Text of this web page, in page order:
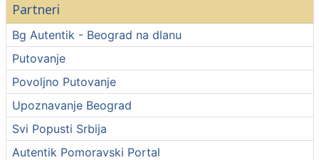
Partneri
Bg Autentik - Beograd na dlanu
Putovanje
Povoljno Putovanje
Upoznavanje Beograd
Svi Popusti Srbija
Autentik Pomoravski Portal